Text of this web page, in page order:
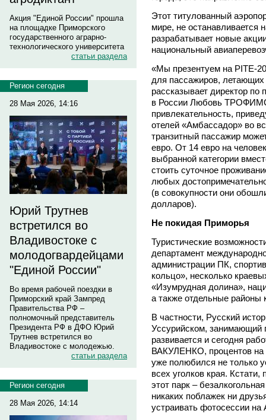
Акция "Единой России" прошла
на площадке Приморского
государственного аграрно-
технологического университета
статьи раздела
Регион сегодня
28 Мая 2026, 14:16
Юрий Трутнев
встретился во
Владивостоке с
молодогвардейцами
"Единой России"
Во время рабочей поездки в
Приморский край Зампред
Правительства РФ –
полномочный представитель
Президента РФ в ДФО Юрий
Трутнев встретился во
Владивостоке с молодежью.
статьи раздела
Регион сегодня
28 Мая 2026, 14:14
Этот титулованный
мире, не останавливается
разрабатывает новые
национальный
«Мы презентуем на PITE-
для пассажиров,
рассказывает директор по
в России Любовь
привлекательность,
отелей «Амбассадор» во
транзитный пассажир
евро. От 14 евро на
выбранной категории
стоить суточное
любых
(в совокупности они
долларов).
Не покидая Приморья
Туристические
департамент
администрации ПК,
кольцо», несколько
«Изумрудная долина»,
а также отдельные районы
В частности, Русский
Уссурийском, занимающий
развивается и сегодня
ВАКУЛЕНКО, процентов на
уже полюбился не только
всех уголков края.
этот парк –
никаких поблажек ни
устраивать фотосессии